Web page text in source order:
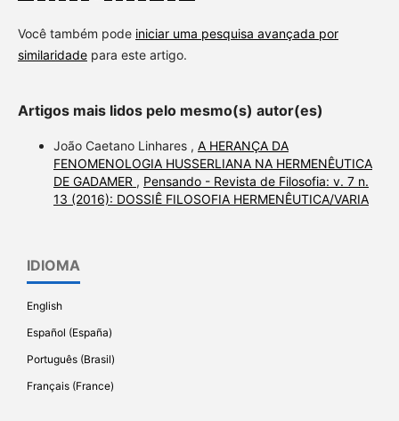
Você também pode iniciar uma pesquisa avançada por
similaridadepara este artigo.
Artigos mais lidos pelo mesmo(s) autor(es)
João Caetano Linhares , A HERANÇA DA
FENOMENOLOGIA HUSSERLIANA NA HERMENÊUTICA
DE GADAMER , Pensando - Revista de Filosofia: v. 7 n.
13 (2016): DOSSIÊ FILOSOFIA HERMENÊUTICA/VARIA
IDIOMA
English
Español (España)
Português (Brasil)
Français (France)